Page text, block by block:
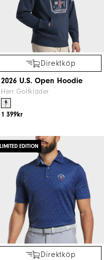
Direktköp
2026 U.S. Open Hoodie
Herr Golfkläder
1 399kr
LIMITED EDITION
Direktköp